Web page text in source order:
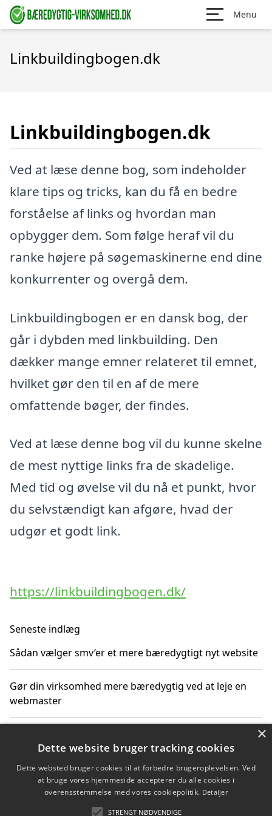
Menu
Linkbuildingbogen.dk
Linkbuildingbogen.dk
Ved at læse denne bog, som indeholder
klare tips og tricks, kan du få en bedre
forståelse af links og hvordan man
opbygger dem. Som følge heraf vil du
ranke højere på søgemaskinerne end dine
konkurrenter og overgå dem.
Linkbuildingbogen er en dansk bog, der
går i dybden med linkbuilding. Den
dækker mange emner relateret til emnet,
hvilket gør den til en af de mere
omfattende bøger, der findes.
Ved at læse denne bog vil du kunne skelne
de mest nyttige links fra de skadelige.
Med tid og øvelse vil du nå et punkt, hvor
du selvstændigt kan afgøre, hvad der
udgør et godt link.
https://linkbuildingbogen.dk/
Seneste indlæg
Sådan vælger smv’er et mere bæredygtigt nyt website
Gør din virksomhed mere bæredygtig ved at leje en
webmaster
Sådan vurderer virksomheden prisen på nyt byggeri
Sådan får du hjælp til en hjemmeside uden binding
×
Dette website bruger tracking cookies
Dette websted bruger cookies til at forbedre brugeroplevelsen. Ved
at bruge vores hjemmeside accepterer du alle cookies i
overensstemmelse med vores cookiepolitik. Detaljer
STRENGT NØDVENDIGE